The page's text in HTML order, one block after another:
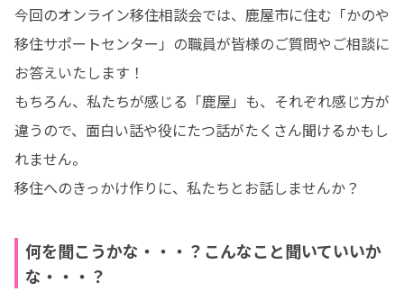
今回のオンライン移住相談会では、鹿屋市に住む「かのや
移住サポートセンター」の職員が皆様のご質問やご相談に
お答えいたします！
もちろん、私たちが感じる「鹿屋」も、それぞれ感じ方が
違うので、面白い話や役にたつ話がたくさん聞けるかもし
れません。
移住へのきっかけ作りに、私たちとお話しませんか？
何を聞こうかな・・・？こんなこと聞いていいか
な・・・？